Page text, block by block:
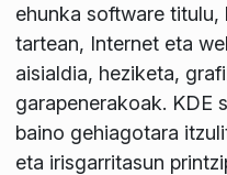
ehunka software
tartean, Internet eta
aisialdia, heziketa,
garapenerakoak. KDE
baino gehiagotara
eta irisgarritasun